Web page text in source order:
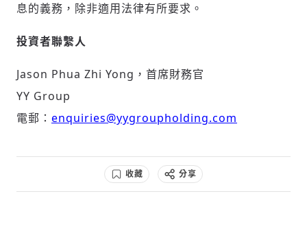
息的義務，除非適用法律有所要求。
投資者聯繫人
Jason Phua Zhi Yong，首席財務官
YY Group
電郵： enquiries@yygroupholding.com
收藏 分享